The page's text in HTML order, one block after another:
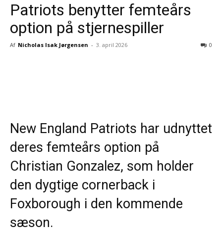
Patriots benytter femteårs
option på stjernespiller
Af Nicholas Isak Jørgensen - 3. april 2026 0
New England Patriots har udnyttet
deres femteårs option på
Christian Gonzalez, som holder
den dygtige cornerback i
Foxborough i den kommende
sæson.